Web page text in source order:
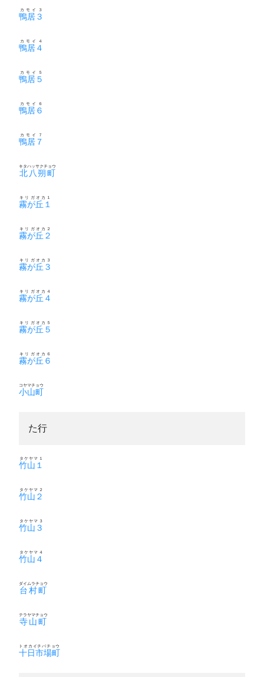
鴨居３
カモイ３
鴨居４
カモイ４
鴨居５
カモイ５
鴨居６
カモイ６
鴨居７
カモイ７
北八朔町
キタハッサクチョウ
霧が丘１
キリガオカ１
霧が丘２
キリガオカ２
霧が丘３
キリガオカ３
霧が丘４
キリガオカ４
霧が丘５
キリガオカ５
霧が丘６
キリガオカ６
小山町
コヤマチョウ
た行
竹山１
タケヤマ１
竹山２
タケヤマ２
竹山３
タケヤマ３
竹山４
タケヤマ４
台村町
ダイムラチョウ
寺山町
テラヤマチョウ
十日市場町
トオカイチバチョウ